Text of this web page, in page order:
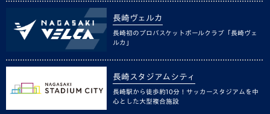
長崎ヴェルカ
長崎初のプロバスケットボールクラブ「長崎ヴェ
ルカ」
長崎スタジアムシティ
長崎駅から徒歩約10分！サッカースタジアムを中
心とした大型複合施設